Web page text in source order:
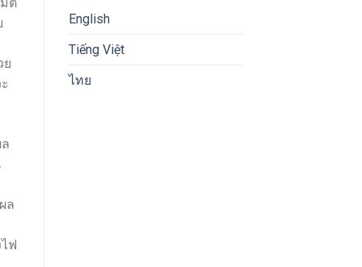
ย
ล
ฟ
English
Tiếng Việt
ไทย